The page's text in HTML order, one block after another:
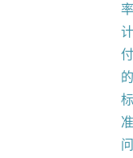
率
计
付
的
标
准
问